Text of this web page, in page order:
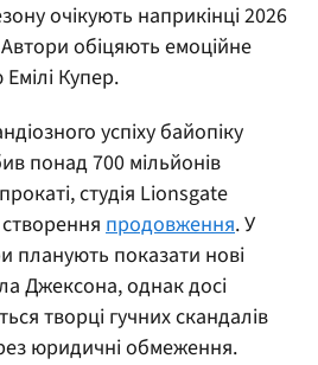
очікують наприкінці 2026
обіцяють емоційне
Купер.
успіху байопіку
понад 700 мільйонів
студія Lionsgate
продовження. У
планують показати нові
Джексона, однак досі
творці гучних скандалів
юридичні обмеження.